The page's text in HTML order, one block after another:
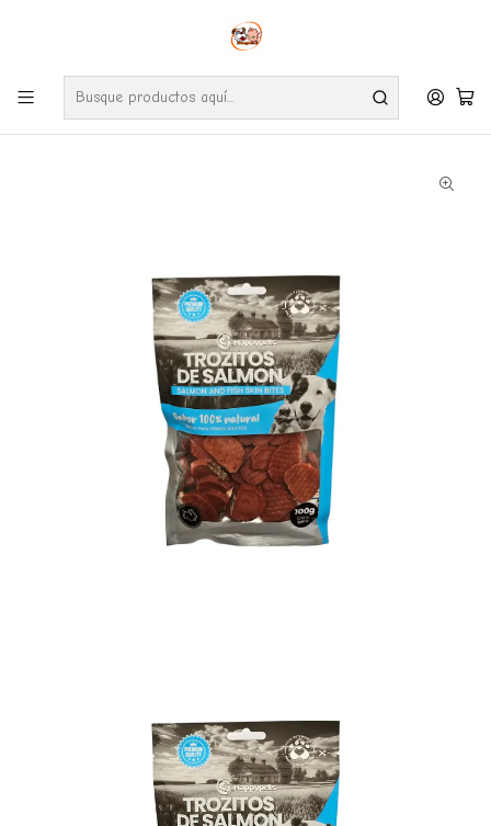
Envíos gratuitos por compras desde $24.990 en la RM (Comunas informadas
Ve nuestras zonas de cobertura diaria.
Inicio Perros Snack Snack Happypets Trozitos de Salmón 100Gr